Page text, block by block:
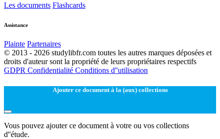
Les documents Flashcards
Assistance
Plainte Partenaires
© 2013 - 2026 studylibfr.com toutes les autres marques déposées et
droits d'auteur sont la propriété de leurs propriétaires respectifs
GDPR Confidentialité Conditions d''utilisation
Ajouter ce document à la (aux) collections
Vous pouvez ajouter ce document à votre ou vos collections
d''étude.